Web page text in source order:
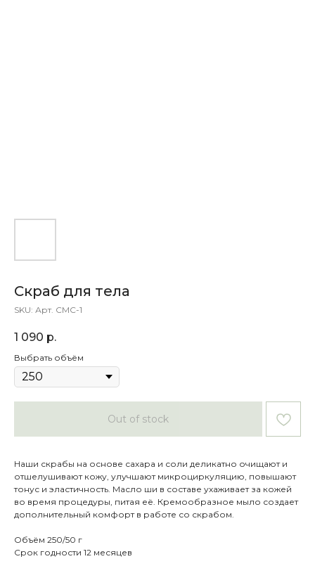
Скраб для тела
SKU: Арт. СМС-1
1 090 р.
Выбрать объём
Out of stock
Наши скрабы на основе сахара и соли деликатно очищают и
отшелушивают кожу, улучшают микроциркуляцию, повышают
тонус и эластичность. Масло ши в составе ухаживает за кожей
во время процедуры, питая её. Кремообразное мыло создает
дополнительный комфорт в работе со скрабом.
Объём 250/50 г
Срок годности 12 месяцев